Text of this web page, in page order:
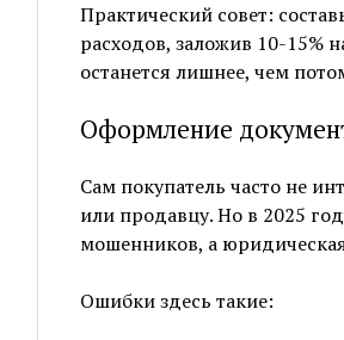
Практический совет:
расходов, заложив 10-15%
останется лишнее, чем
Оформление
Сам покупатель часто не
или продавцу. Но в 2025
мошенников, а
Ошибки здесь такие: